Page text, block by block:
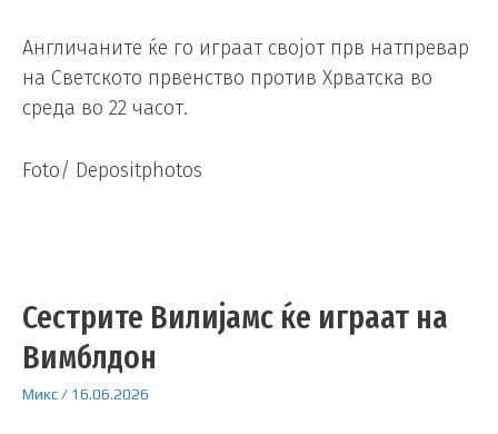
Англичаните ќе го играат својот прв натпревар
на Светското првенство против Хрватска во
среда во 22 часот.
Foto/ Depositphotos
Сестрите Вилијамс ќе играат на
Вимблдон
Микс/ 16.06.2026